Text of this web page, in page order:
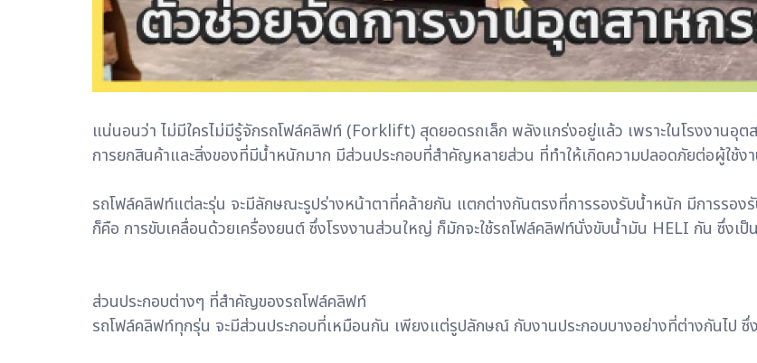
แน่นอนว่า ไม่มีใครไม่มีรู้จักรถโฟล์คลิฟท์ (Forklift) สุดยอดรถเล็ก พลังแกร่งอยู่แล้ว เพราะในโรงงานอุตส
การยกสินค้าและสิ่งของที่มีน้ำหนักมาก มีส่วนประกอบที่สำคัญหลายส่วน ที่ทำให้เกิดความปลอดภัยต่อผู้ใช้ง
รถโฟล์คลิฟท์แต่ละรุ่น จะมีลักษณะรูปร่างหน้าตาที่คล้ายกัน แตกต่างกันตรงที่การรองรับน้ำหนัก มีการรอง
ก็คือ การขับเคลื่อนด้วยเครื่องยนต์ ซึ่งโรงงานส่วนใหญ่ ก็มักจะใช้รถโฟล์คลิฟท์นั่งขับน้ำมัน HELI กัน ซึ่งเ
ส่วนประกอบต่างๆ ที่สำคัญของรถโฟล์คลิฟท์
รถโฟล์คลิฟท์ทุกรุ่น จะมีส่วนประกอบที่เหมือนกัน เพียงแต่รูปลักษณ์ กับงานประกอบบางอย่างที่ต่างกันไป